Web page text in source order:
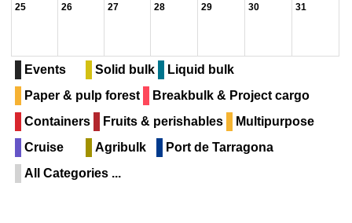
25 26 27 28 29 30 31
Events Solid bulk
Liquid bulk
Paper & pulp forest
Breakbulk & Project cargo
Containers
Fruits & perishables
Multipurpose
Cruise
Agribulk
Port de Tarragona
All Categories ...